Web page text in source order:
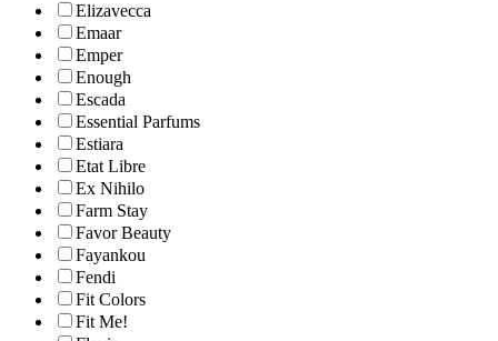
Elizavecca
Emaar
Emper
Enough
Escada
Essential Parfums
Estiara
Etat Libre
Ex Nihilo
Farm Stay
Favor Beauty
Fayankou
Fendi
Fit Colors
Fit Me!